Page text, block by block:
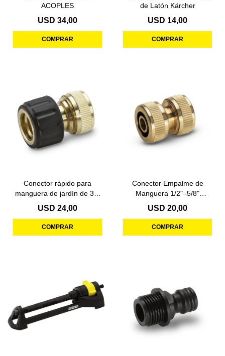
ACOPLES
USD 34,00
de Latón Kärcher
USD 14,00
Conector rápido para
manguera de jardín de 3/4
Karcher
USD 24,00
Conector Empalme de
Manguera 1/2"–5/8"
Kärcher
USD 20,00